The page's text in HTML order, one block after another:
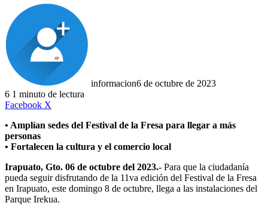
informacion6 de octubre de 2023
6 1 minuto de lectura
Facebook X
• Amplían sedes del Festival de la Fresa para llegar a más
personas
• Fortalecen la cultura y el comercio local
Irapuato, Gto. 06 de octubre del 2023.- Para que la ciudadanía
pueda seguir disfrutando de la 11va edición del Festival de la Fresa
en Irapuato, este domingo 8 de octubre, llega a las instalaciones del
Parque Irekua.